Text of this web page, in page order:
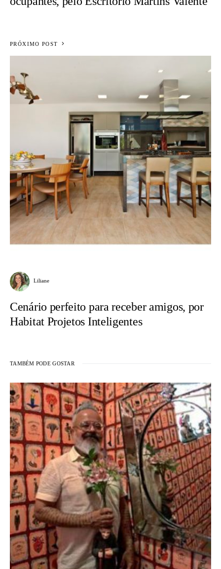
PRÓXIMO POST
Liliane
Cenário perfeito para receber amigos, por
Habitat Projetos Inteligentes
TAMBÉM PODE GOSTAR